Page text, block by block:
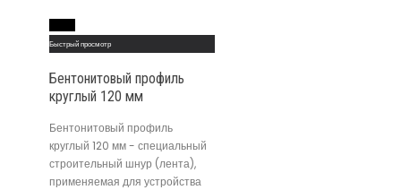
Быстрый просмотр
Бентонитовый профиль
круглый 120 мм
Бентонитовый профиль
круглый 120 мм - специальный
строительный шнур (лента),
применяемая для устройства